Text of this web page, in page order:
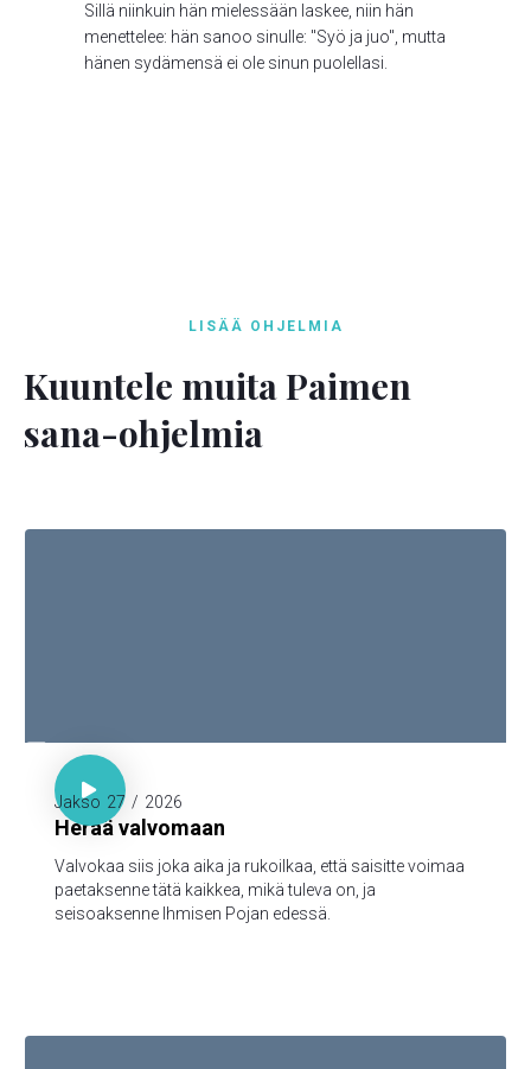
Sillä niinkuin hän mielessään laskee, niin hän
menettelee: hän sanoo sinulle: "Syö ja juo", mutta
hänen sydämensä ei ole sinun puolellasi.
LISÄÄ OHJELMIA
Kuuntele muita Paimen
sana-ohjelmia
Luuk. 21:36

Jakso 27 / 2026
Herää valvomaan
Valvokaa siis joka aika ja rukoilkaa, että saisitte voimaa
paetaksenne tätä kaikkea, mikä tuleva on, ja
seisoaksenne Ihmisen Pojan edessä.